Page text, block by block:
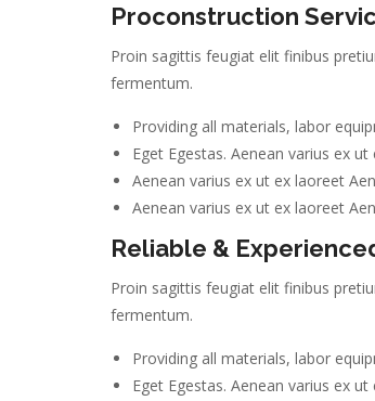
Proconstruction
Proin sagittis feugiat elit finibus
fermentum.
Providing all materials, labor
Eget Egestas. Aenean varius ex
Aenean varius ex ut ex laoreet
Aenean varius ex ut ex laoreet
Reliable &
Proin sagittis feugiat elit finibus
fermentum.
Providing all materials, labor
Eget Egestas. Aenean varius ex